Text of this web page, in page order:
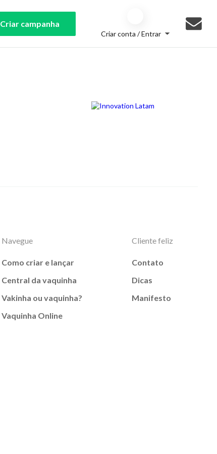
Criar campanha
Criar conta / Entrar
Navegue
Como criar e lançar
Central da vaquinha
Vakinha ou vaquinha?
Vaquinha Online
Cliente feliz
Contato
Dicas
Manifesto